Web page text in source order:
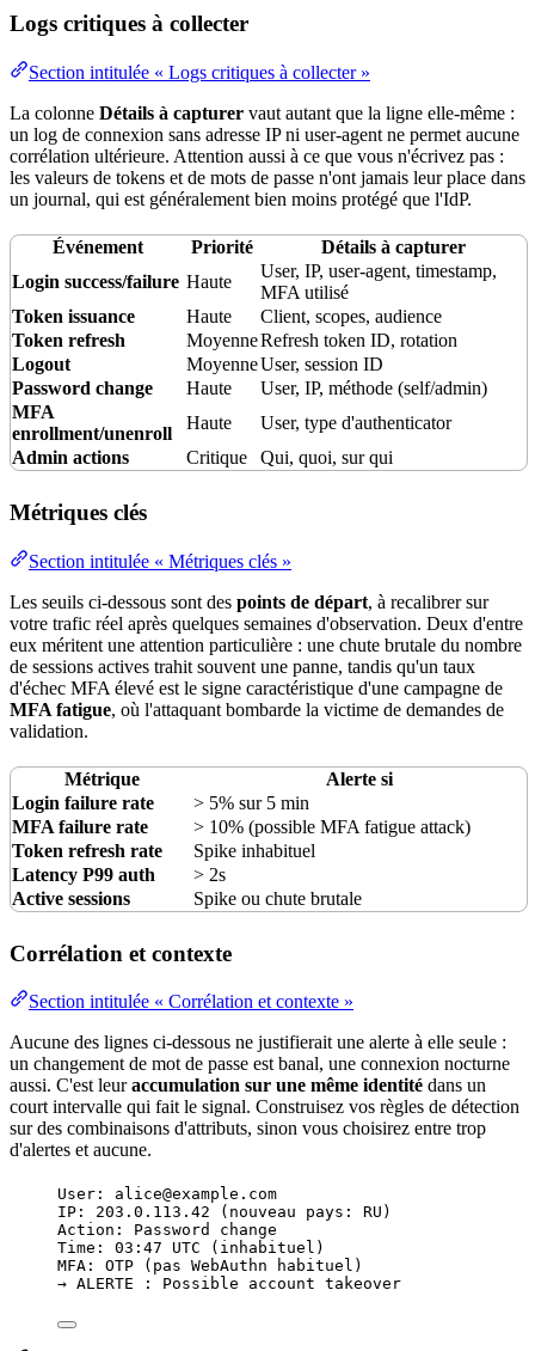
Logs critiques à collecter
Section intitulée « Logs critiques à collecter »
La colonne Détails à capturer vaut autant que la ligne elle-même :
un log de connexion sans adresse IPni user-agent ne permet aucune
corrélation ultérieure. Attention aussi à ce que vous n'écrivez pas :
les valeurs de tokens et de mots de passe n'ont jamais leur place dans
un journal, qui est généralement bien moins protégé que l'IdP.
Événement Priorité
Détails à capturer
Login success/failure Haute
User, IP, user-agent, timestamp,
MFA utilisé
Token issuance
Haute
Client, scopes, audience
Token refresh
MoyenneRefresh token ID, rotation
Logout
MoyenneUser, session ID
Password change
Haute
User, IP, méthode (self/admin)
MFA
enrollment/unenroll
Haute
User, type d'authenticator
Admin actions
Critique Qui, quoi, sur qui
Métriques clés
Section intitulée « Métriques clés »
Les seuils ci-dessous sont des points de départ, à recalibrer sur
votre trafic réel après quelques semaines d'observation. Deux d'entre
eux méritent une attention particulière : une chute brutale du nombre
de sessions actives trahit souvent une panne, tandis qu'un taux
d'échec MFA élevé est le signe caractéristique d'une campagne de
MFA fatigue, où l'attaquant bombarde la victime de demandes de
validation.
Métrique
Alerte si
Login failure rate
> 5% sur 5 min
MFA failure rate
> 10% (possible MFA fatigue attack)
Token refresh rate
Spike inhabituel
Latency P99 auth
> 2s
Active sessions
Spike ou chute brutale
Corrélation et contexte
Section intitulée « Corrélation et contexte »
Aucune des lignes ci-dessous ne justifierait une alerte à elle seule :
un changement de mot de passe est banal, une connexion nocturne
aussi. C'est leuraccumulation sur une même identité dans un
court intervalle qui fait le signal. Construisez vos règles de détection
sur des combinaisons d'attributs, sinon vous choisirez entre trop
d'alertes et aucune.
User: alice@example.com
IP: 203.0.113.42 (nouveau pays: RU)
Action: Password change
Time: 03:47 UTC (inhabituel)
MFA: OTP (pas WebAuthn habituel)
→ ALERTE : Possible account takeover